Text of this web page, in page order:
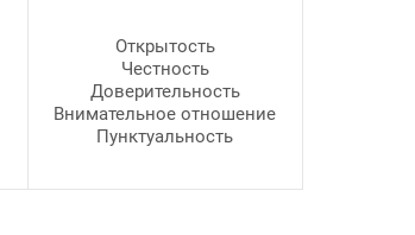
Открытость
Честность
Доверительность
Внимательное отношение
Пунктуальность